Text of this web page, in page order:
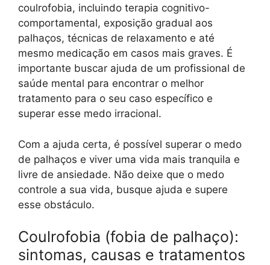
coulrofobia, incluindo terapia cognitivo-
comportamental, exposição gradual aos
palhaços, técnicas de relaxamento e até
mesmo medicação em casos mais graves. É
importante buscar ajuda de um profissional de
saúde mental para encontrar o melhor
tratamento para o seu caso específico e
superar esse medo irracional.
Com a ajuda certa, é possível superar o medo
de palhaços e viver uma vida mais tranquila e
livre de ansiedade. Não deixe que o medo
controle a sua vida, busque ajuda e supere
esse obstáculo.
Coulrofobia (fobia de palhaço):
sintomas, causas e tratamentos